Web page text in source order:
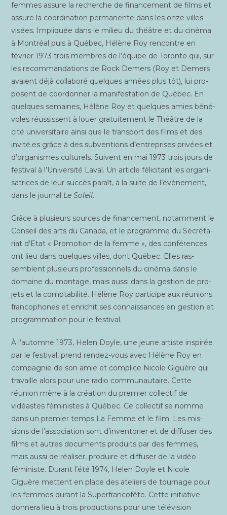
femmes assure la recherche de finan­ce­ment de films et
assure la coor­di­na­tion per­ma­nente dans les onze villes
visées. Impli­quée dans le milieu du théâtre et du ciné­ma
à Mont­réal puis à Qué­bec, Hélène Roy ren­contre en
février 1973 trois membres de l’équipe de Toron­to qui, sur
les recom­man­da­tions de Rock Demers (Roy et Demers
avaient déjà col­la­bo­ré quelques années plus tôt), lui pro­
posent de coor­don­ner la mani­fes­ta­tion de Qué­bec. En
quelques semaines, Hélène Roy et quelques amies béné­
voles réus­sissent à louer gra­tui­te­ment le Théâtre de la
cité uni­ver­si­taire ain­si que le trans­port des films et des
invité.es grâce à des sub­ven­tions d’entreprises pri­vées et
d’organismes cultu­rels. Suivent en mai 1973 trois jours de
fes­ti­val à l’Université Laval. Un article féli­ci­tant les orga­ni­
sa­trices de leur suc­cès paraît, à la suite de l’évènement,
dans le jour­nal Le Soleil.
Grâce à plu­sieurs sources de finan­ce­ment, notam­ment le
Conseil des arts du Cana­da, et le pro­gramme du Secré­ta­
riat d’Etat « Pro­mo­tion de la femme », des confé­rences
ont lieu dans quelques villes, dont Qué­bec. Elles ras­
semblent plu­sieurs pro­fes­sion­nels du ciné­ma dans le
domaine du mon­tage, mais aus­si dans la ges­tion de pro­
jets et la comp­ta­bi­li­té. Hélène Roy par­ti­cipe aux réunions
fran­co­phones et enri­chit ses connais­sances en ges­tion et
pro­gram­ma­tion pour le festival.
À l’automne 1973, Helen Doyle, une jeune artiste ins­pi­rée
par le fes­ti­val, prend ren­dez-vous avec Hélène Roy en
com­pa­gnie de son amie et com­plice Nicole Giguère qui
tra­vaille alors pour une radio com­mu­nau­taire. Cette
réunion mène à la créa­tion du pre­mier col­lec­tif de
vidéastes fémi­nistes à Qué­bec. Ce col­lec­tif se nomme
dans un pre­mier temps La Femme et le film. Les mis­
sions de l’association sont d’inventorier et de dif­fu­ser des
films et autres docu­ments pro­duits par des femmes,
mais aus­si de réa­li­ser, pro­duire et dif­fu­ser de la vidéo
fémi­niste. Durant l’été 1974, Helen Doyle et Nicole
Giguère mettent en place des ate­liers de tour­nage pour
les femmes durant la Super­fran­co­fête. Cette ini­tia­tive
don­ne­ra lieu à trois pro­duc­tions pour une télé­vi­sion